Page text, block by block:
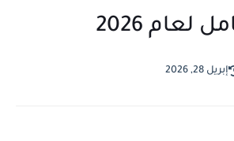
لعام 2026
إبريل 28, 2026